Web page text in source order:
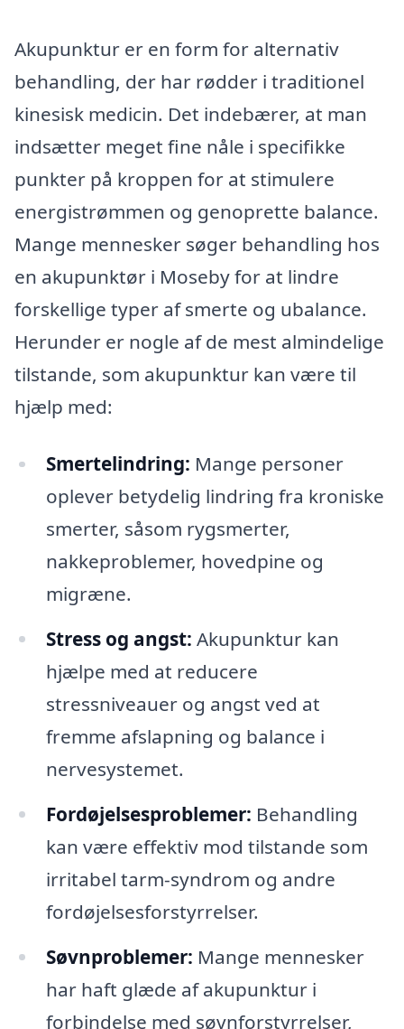
Akupunktur er en form for alternativ
behandling, der har rødder i traditionel
kinesisk medicin. Det indebærer, at man
indsætter meget fine nåle i specifikke
punkter på kroppen for at stimulere
energistrømmen og genoprette balance.
Mange mennesker søger behandling hos
en akupunktør i Moseby for at lindre
forskellige typer af smerte og ubalance.
Herunder er nogle af de mest almindelige
tilstande, som akupunktur kan være til
hjælp med:
Smertelindring: Mange personer
oplever betydelig lindring fra kroniske
smerter, såsom rygsmerter,
nakkeproblemer, hovedpine og
migræne.
Stress og angst: Akupunktur kan
hjælpe med at reducere
stressniveauer og angst ved at
fremme afslapning og balance i
nervesystemet.
Fordøjelsesproblemer: Behandling
kan være effektiv mod tilstande som
irritabel tarm-syndrom og andre
fordøjelsesforstyrrelser.
Søvnproblemer: Mange mennesker
har haft glæde af akupunktur i
forbindelse med søvnforstyrrelser,